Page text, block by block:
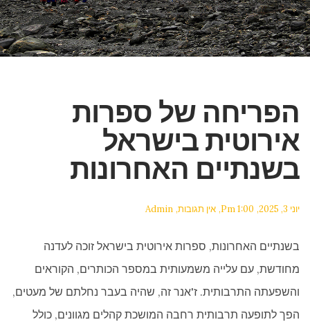
הפריחה של ספרות
אירוטית בישראל
בשנתיים האחרונות
יוני 3, 2025 1:00 Pm אין תגובות Admin
בשנתיים האחרונות, ספרות אירוטית בישראל זוכה לעדנה
מחודשת, עם עלייה משמעותית במספר הכותרים, הקוראים
והשפעתה התרבותית. ז'אנר זה, שהיה בעבר נחלתם של מעטים,
הפך לתופעה תרבותית רחבה המושכת קהלים מגוונים, כולל